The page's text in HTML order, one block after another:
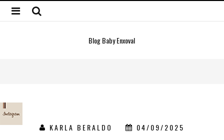
Blog Baby Enxoval
KARLA BERALDO 04/09/2025